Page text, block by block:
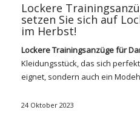
Lockere
setzen Sie sich auf
im Herbst!
Lockere Trainingsanzüge für
Kleidungsstück, das sich
eignet, sondern auch ein
stylischen Hosen sind zur Wahl
24 Oktober 2023